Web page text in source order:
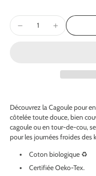
Découvrez la Cagoule pour
côtelée toute douce, bien
cagoule ou en tour-de-cou,
pour les journées froides des
Coton biologique ♻️
Certifiée Oeko-Tex.